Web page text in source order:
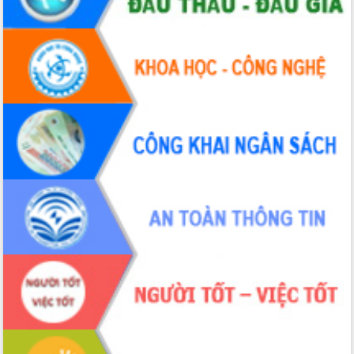
Hội thảo khoa học “Giải pháp thúc đẩy
phát triển nền kinh tế xanh tại tỉnh
Đắk Lắk”
Tăng cường giám sát, đôn đốc thực
hiện nhiệm vụ quản lý tài sản công
hàng tuần
Tháo gỡ những vướng mắc, đẩy mạnh
công tác cải cách thủ tục hành chính
tại Trung tâm Phục vụ hành chính
công tỉnh
Đắk Lắk: Tôn vinh 46 giải pháp tại Hội
thi Sáng tạo Kỹ thuật 2024 - 2025
Đắk Lắk rà soát, điều chỉnh Đề án 190
về phát triển nuôi trồng thủy sản
Phó Chủ tịch UBND tỉnh Đắk Lắk
Trương Công Thái kiểm tra thực địa
Dự án cao tốc Khánh Hòa - Buôn Ma
Thuột
Định vị cà phê Việt Nam như một “di
sản sống” trong dòng chảy toàn cầu